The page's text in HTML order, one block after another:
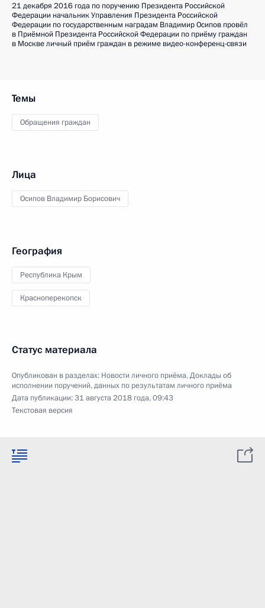
21 декабря 2016 года по поручению Президента Российской
Федерации начальник Управления Президента Российской
Федерации по государственным наградам Владимир Осипов провёл
в Приёмной Президента Российской Федерации по приёму граждан
в Москве личный приём граждан в режиме видео-конференц-связи
Темы
Обращения граждан
Лица
Осипов Владимир Борисович
География
Республика Крым
Красноперекопск
Статус материала
Опубликован в разделах: Новости личного приёма,Доклады об
исполнении поручений, данных по результатам личного приёма
Дата публикации:31 августа 2018 года, 09:43
Текстовая версия